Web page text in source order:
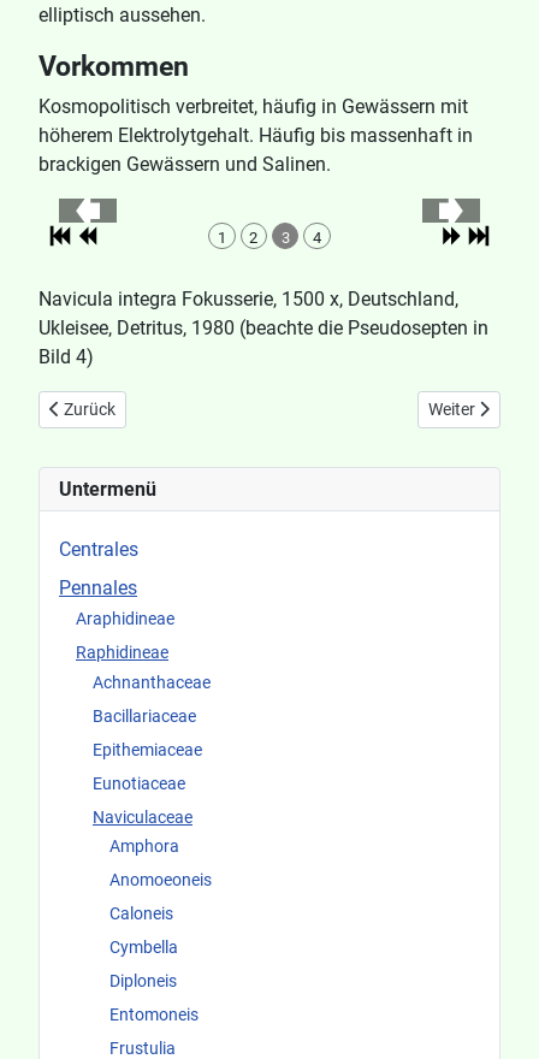
Untermenü
Centrales
Pennales
Araphidineae
Raphidineae
Achnanthaceae
Bacillariaceae
Epithemiaceae
Eunotiaceae
Naviculaceae
Amphora
Anomoeoneis
Caloneis
Cymbella
Diploneis
Entomoneis
Frustulia
elliptisch aussehen.
Vorkommen
Kosmopolitisch verbreitet, häufig in Gewässern mit
höherem Elektrolytgehalt. Häufig bis massenhaft in
brackigen Gewässern und Salinen.
1 2 3 4
Navicula integra Fokusserie, 1500 x, Deutschland,
Ukleisee, Detritus, 1980 (beachte die Pseudosepten in
Bild 4)
Vorheriger Beitrag: Navicula insociabilis
Zurück Nächster
Weiter